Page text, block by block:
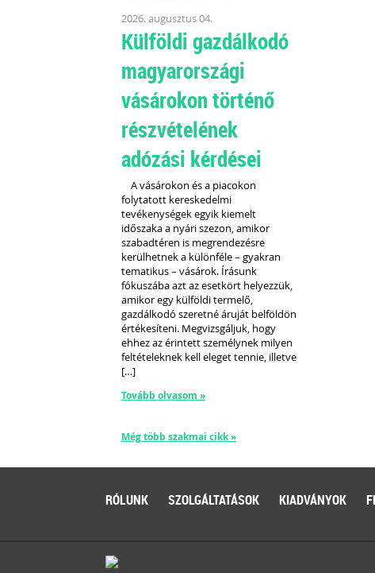
2026. augusztus 04.
Külföldi gazdálkodó
magyarországi
vásárokon történő
részvételének
adózási kérdései
A vásárokon és a piacokon
folytatott kereskedelmi
tevékenységek egyik kiemelt
időszaka a nyári szezon, amikor
szabadtéren is megrendezésre
kerülhetnek a különféle – gyakran
tematikus – vásárok. Írásunk
fókuszába azt az esetkört helyezzük,
amikor egy külföldi termelő,
gazdálkodó szeretné áruját belföldön
értékesíteni. Megvizsgáljuk, hogy
ehhez az érintett személynek milyen
feltételeknek kell eleget tennie, illetve
[…]
Tovább olvasom »
Még több szakmai cikk »
RÓLUNK SZOLGÁLTATÁSOK KIADVÁNYOK